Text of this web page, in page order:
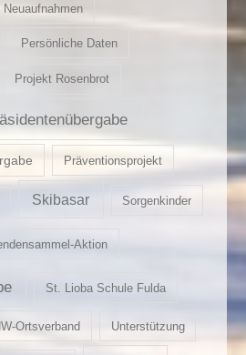
Neuaufnahmen
Persönliche Daten
Projekt Rosenbrot
Präventionsprojekt
Skibasar Sorgenkinder
Aktion
St. Lioba Schule Fulda
Ortsverband Unterstützung